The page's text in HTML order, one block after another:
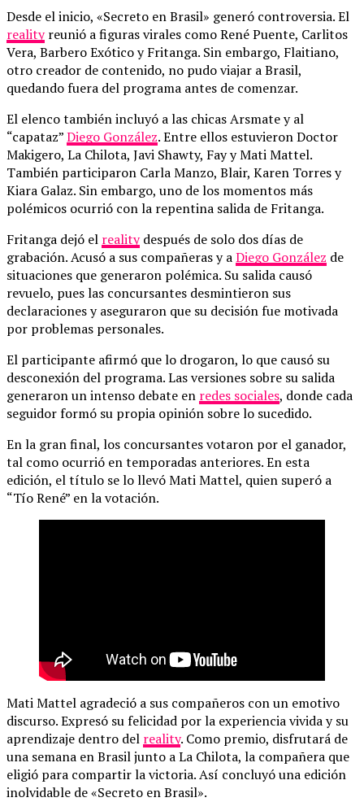
Desde el inicio, «Secreto en Brasil» generó controversia. El
realityreunió a figuras virales como René Puente, Carlitos
Vera, Barbero Exótico y Fritanga. Sin embargo, Flaitiano,
otro creador de contenido, no pudo viajar a Brasil,
quedando fuera del programa antes de comenzar.
El elenco también incluyó a las chicas Arsmate y al
“capataz”Diego González. Entre ellos estuvieron Doctor
Makigero, La Chilota, Javi Shawty, Fay y Mati Mattel.
También participaron Carla Manzo, Blair, Karen Torres y
Kiara Galaz. Sin embargo, uno de los momentos más
polémicos ocurrió con la repentina salida de Fritanga.
Fritanga dejó el realitydespués de solo dos días de
grabación. Acusó a sus compañeras y aDiego González de
situaciones que generaron polémica. Su salida causó
revuelo, pues las concursantes desmintieron sus
declaraciones y aseguraron que su decisión fue motivada
por problemas personales.
El participante afirmó que lo drogaron, lo que causó su
desconexión del programa. Las versiones sobre su salida
generaron un intenso debate en redes sociales, donde cada
seguidor formó su propia opinión sobre lo sucedido.
En la gran final, los concursantes votaron por el ganador,
tal como ocurrió en temporadas anteriores. En esta
edición, el título se lo llevó Mati Mattel, quien superó a
“Tío René” en la votación.
Mati Mattel agradeció a sus compañeros con un emotivo
discurso. Expresó su felicidad por la experiencia vivida y su
aprendizaje dentro del reality. Como premio, disfrutará de
una semana en Brasil junto a La Chilota, la compañera que
eligió para compartir la victoria. Así concluyó una edición
inolvidable de «Secreto en Brasil».